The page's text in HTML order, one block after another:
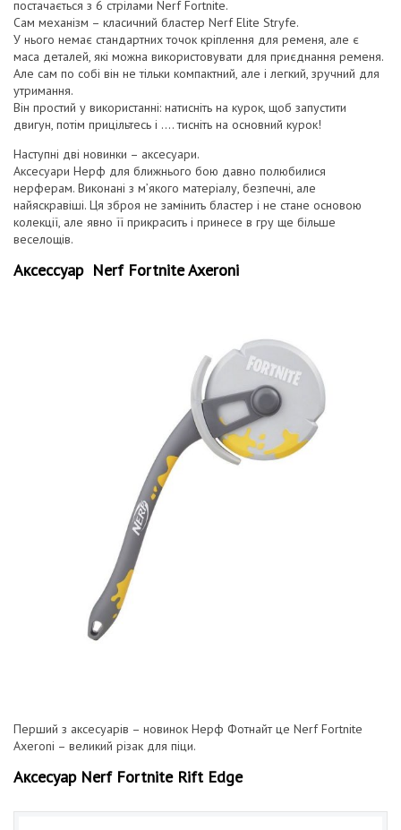
постачається з 6 стрілами Nerf Fortnite.
Сам механізм – класичний бластер Nerf Elite Stryfe.
У нього немає стандартних точок кріплення для ременя, але є
маса деталей, які можна використовувати для приєднання ременя.
Але сам по собі він не тільки компактний, але і легкий, зручний для
утримання.
Він простий у використанні: натисніть на курок, щоб запустити
двигун, потім прицільтесь і …. тисніть на основний курок!
Наступні дві новинки – аксесуари.
Аксесуари Нерф для ближнього бою давно полюбилися
нерферам. Виконані з м’якого матеріалу, безпечні, але
найяскравіші. Ця зброя не замінить бластер і не стане основою
колекції, але явно її прикрасить і принесе в гру ще більше
веселощів.
Аксессуар Nerf Fortnite Axeroni
Перший з аксесуарів – новинок Нерф Фотнайт це Nerf Fortnite
Axeroni – великий різак для піци.
АксесуарNerf Fortnite Rift Edge